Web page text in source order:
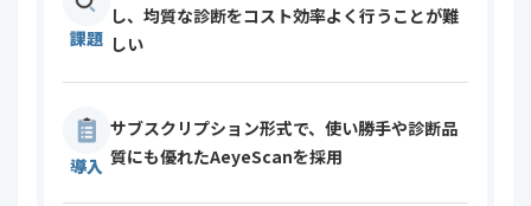
課題
し、均質な診断をコスト効率よく行うことが難
しい
導入
サブスクリプション形式で、使い勝手や診断品
質にも優れたAeyeScanを採用